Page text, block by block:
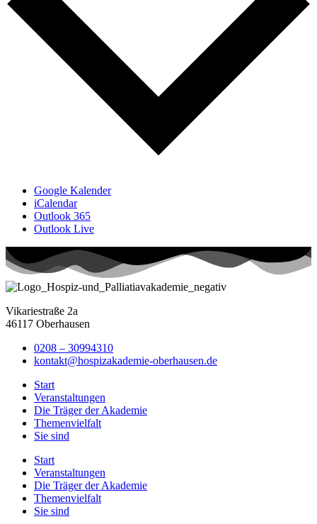
Google Kalender
iCalendar
Outlook 365
Outlook Live
Vikariestraße 2a
46117 Oberhausen
0208 – 30994310
kontakt@hospizakademie-oberhausen.de
Start
Veranstaltungen
Die Träger der Akademie
Themenvielfalt
Sie sind
Start
Veranstaltungen
Die Träger der Akademie
Themenvielfalt
Sie sind